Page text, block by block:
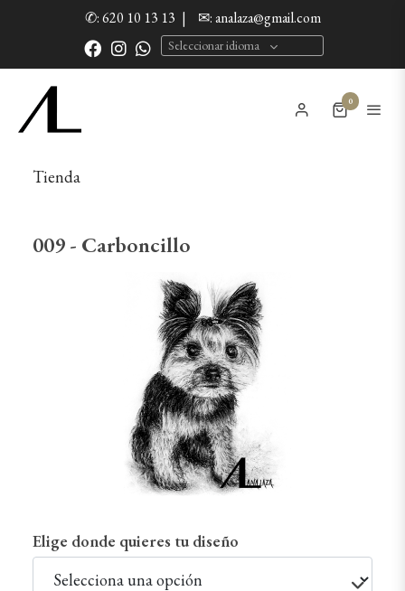
✆: 620 10 13 13 | ✉: analaza@gmail.com
Seleccionar idioma
0
Tienda
009 - Carboncillo
Elige donde quieres tu diseño